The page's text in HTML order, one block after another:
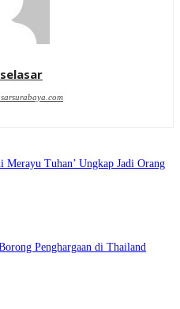
Tuhan’ Ungkap Jadi Orang
Penghargaan di Thailand